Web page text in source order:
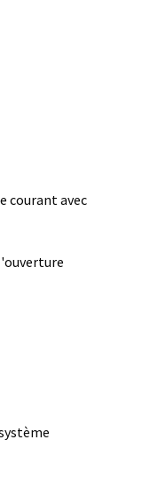
courant avec